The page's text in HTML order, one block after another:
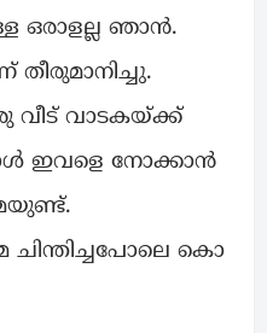
ഒരാളല്ല ഞാൻ.
വീട് വാടകയ്ക്ക്
ഇവളെ നോക്കാൻ
കൊ